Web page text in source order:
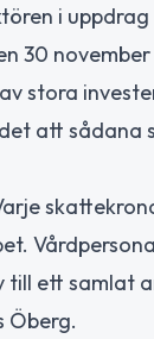
i
30
stora
att sådana
ett samlat
Öberg.